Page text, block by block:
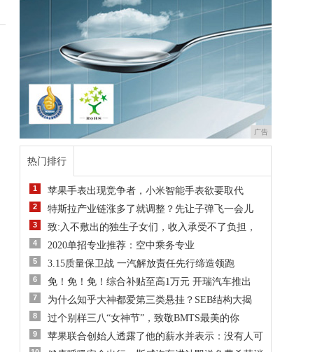
广告
热门排行
1 苹果手表出现竞争者，小米智能手表欲要取代
2 特斯拉产业链涨多了就调整？先让子弹飞一会儿
3 致:入不敷出的独生子女们，收入承受不了负担，
4 2020单招专业推荐：空中乘务专业
5 3.15质量保卫战 一汽解放责任先行缔造领跑
6 免！免！免！综合补贴至高1万元 开瑞汽车推出
7 为什么知乎大神都爱第三类悬挂？SEB结构大揭
8 过个别样三八“女神节”，致敬BMTS最美的你
9 苹果联合创始人透露了他的薪水并表示：没有人可